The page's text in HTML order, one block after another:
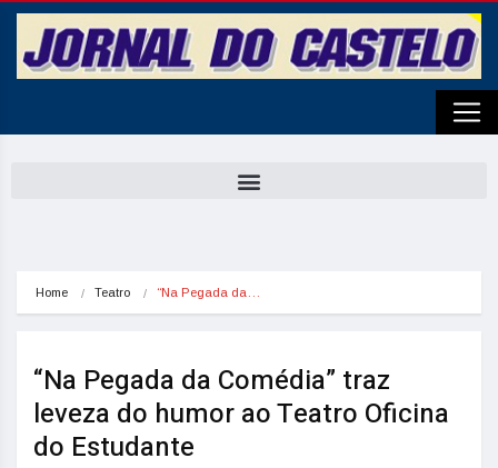
Home Teatro “Na Pegada da…
“Na Pegada da Comédia” traz
leveza do humor ao Teatro Oficina
do Estudante